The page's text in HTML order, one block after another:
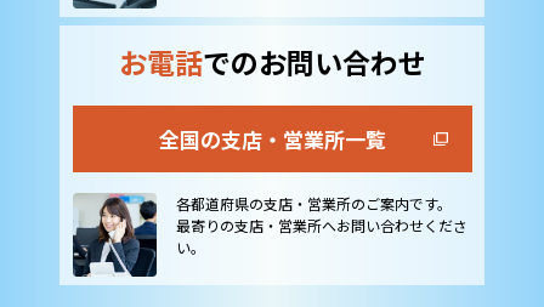
お電話でのお問い合わせ
全国の支店・営業所一覧
各都道府県の支店・営業所のご案内です。
最寄りの支店・営業所へお問い合わせくださ
い。